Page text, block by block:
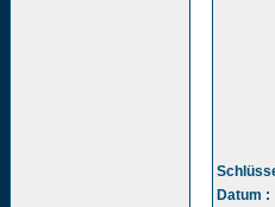
Datum :